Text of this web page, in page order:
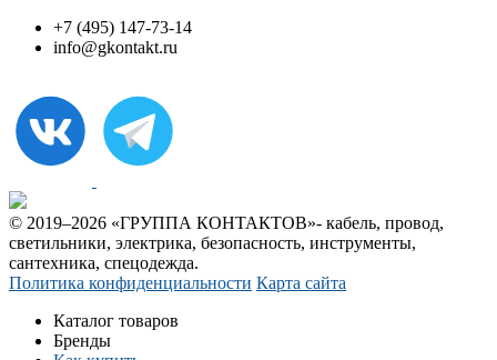
+7 (495) 147-73-14
info@gkontakt.ru
© 2019–2026 «ГРУППА КОНТАКТОВ»- кабель, провод,
светильники, электрика, безопасность, инструменты,
сантехника, спецодежда.
Политика конфиденциальности Карта сайта
Каталог товаров
Бренды